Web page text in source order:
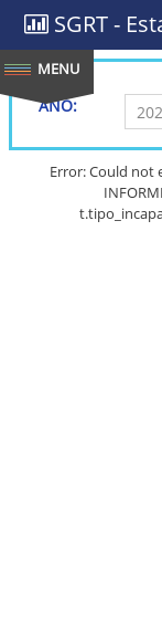
SGRT -
AÑO:
Error: Could not